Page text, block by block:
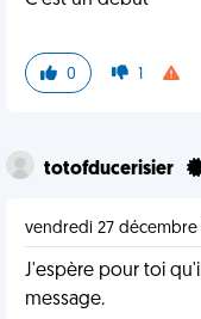
0 1
totofducerisier
vendredi 27 décembre
J'espère pour toi
message.